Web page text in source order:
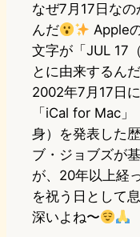
なぜ7月17日なの
んだ
Apple
文字が「JUL 17
とに由来するん
2002年7月17日
「iCal for Mac
身）を発表した
ブ・ジョブズが
が、20年以上経
を祝う日として
深いよね〜